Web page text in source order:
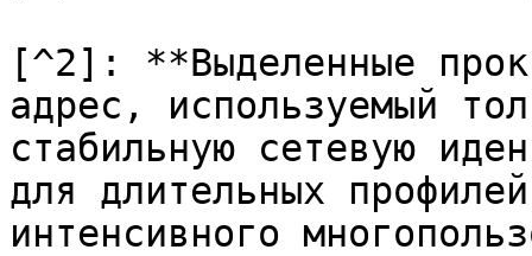
[^2]: **Выделенные
адрес, используемый
стабильную сетевую
для длительных
интенсивного